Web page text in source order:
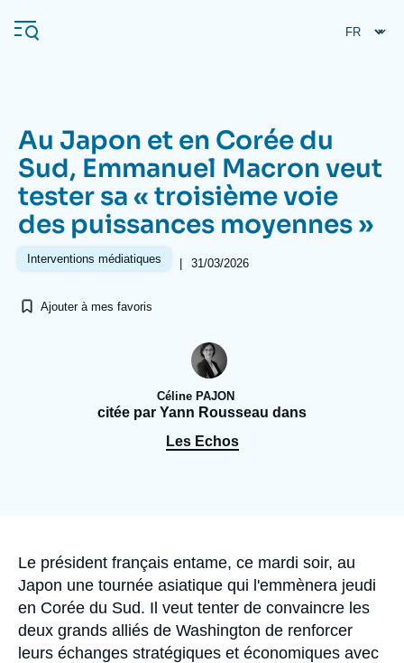
au
contenu
Navigation
principale
L'Ifri
Analyses
Se connecter
Au Japon et en Corée du
Sud, Emmanuel Macron veut
tester sa « troisième voie
des puissances moyennes »
Interventions médiatiques | 31/03/2026
Ajouter à mes favoris
Céline PAJON
citée par Yann Rousseau dans
Les Echos
Accroche
Le président français entame, ce mardi soir, au
Japon une tournée asiatique qui l'emmènera jeudi
en Corée du Sud. Il veut tenter de convaincre les
deux grands alliés de Washington de renforcer
leurs échanges stratégiques et économiques avec